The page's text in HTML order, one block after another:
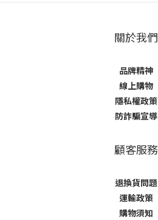
關於我們
品牌精神
線上購物
隱私權政策
防詐騙宣導
顧客服務
退換貨問題
運輸政策
購物須知